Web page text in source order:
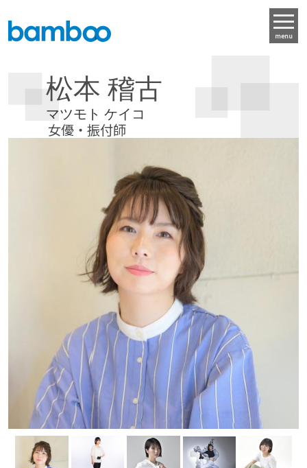
menu
松本 稽古
マツモト ケイコ
女優・振付師